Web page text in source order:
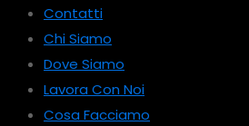
Contatti
Chi Siamo
Dove Siamo
Lavora Con Noi
Cosa Facciamo